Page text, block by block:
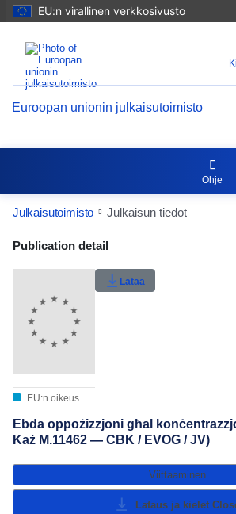
EU:n virallinen verkkosivusto
Euroopan unionin julkaisutoimisto
Ohje
Julkaisutoimisto Julkaisun tiedot
Publication Detail Actions
Käyttäjän arvosana
Publication detail
EU:n oikeus
Lataa
Ebda oppożizzjoni għal
Każ M.11462 — CBK / EVOG / JV)
Viittaaminen
Lataus ja kielet